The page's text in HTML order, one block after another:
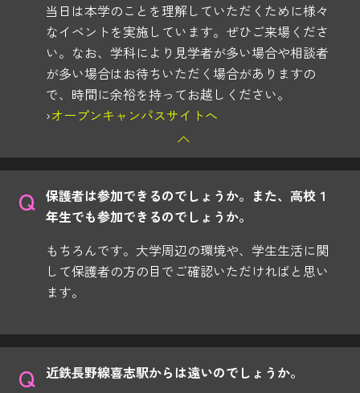
当日は本学のことを理解していただくために様々
なイベントを実施しています。ぜひご来場くださ
い。なお、学科により見学者が多い場合や相談者
が多い場合はお待ちいただく場合がありますの
で、時間に余裕を持ってお越しください。
›オープンキャンパスサイトへ
保護者は参加できるのでしょうか。また、高校１
年生でも参加できるのでしょうか。
もちろんです。大学周辺の環境や、学生生活に関
して保護者の方の目でご確認いただければと思い
ます。
近鉄長野線喜志駅からは遠いのでしょうか。